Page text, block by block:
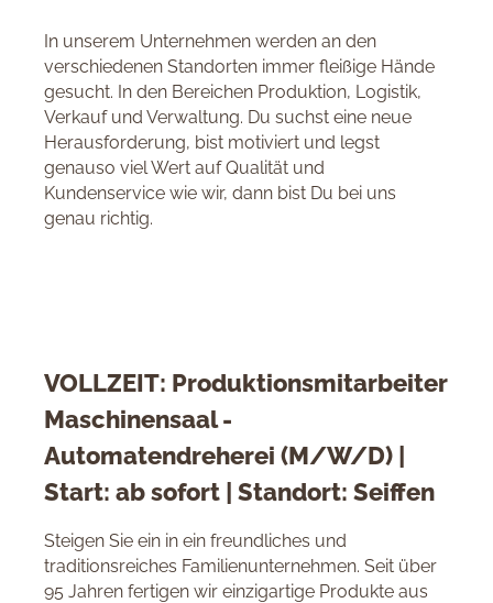
In unserem Unternehmen werden an den
verschiedenen Standorten immer fleißige Hände
gesucht. In den Bereichen Produktion, Logistik,
Verkauf und Verwaltung. Du suchst eine neue
Herausforderung, bist motiviert und legst
genauso viel Wert auf Qualität und
Kundenservice wie wir, dann bist Du bei uns
genau richtig.
VOLLZEIT: Produktionsmitarbeiter
Maschinensaal -
Automatendreherei (M/W/D) |
Start: ab sofort | Standort: Seiffen
Steigen Sie ein in ein freundliches und
traditionsreiches Familienunternehmen. Seit über
95 Jahren fertigen wir einzigartige Produkte aus